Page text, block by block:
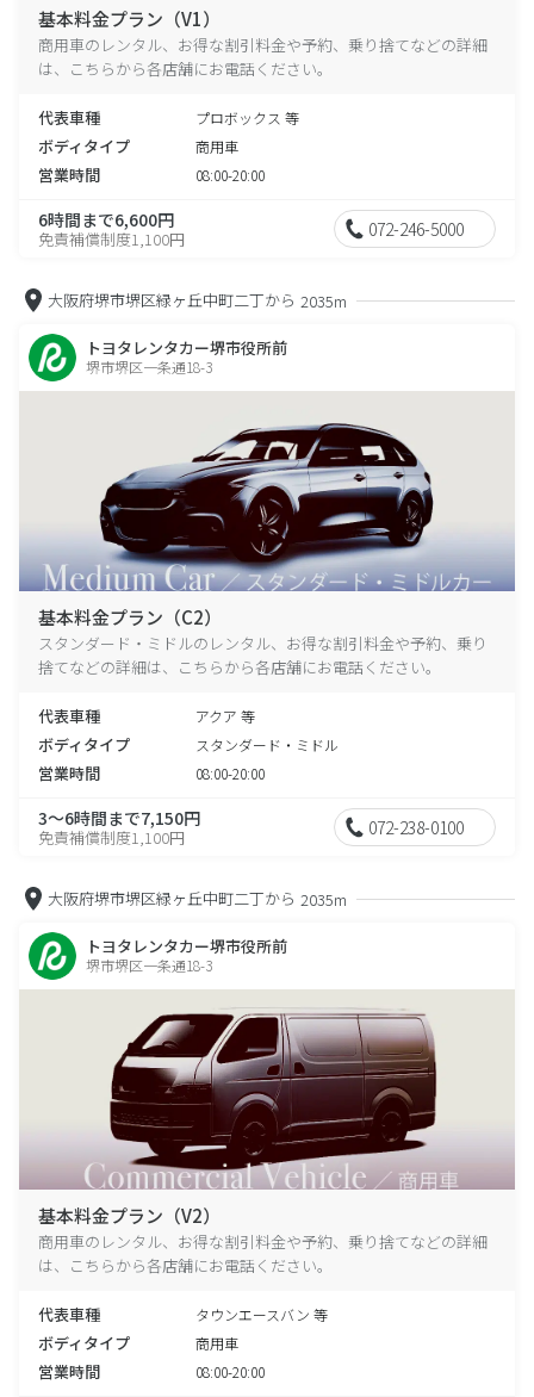
基本料金プラン（V1）
商用車のレンタル、お得な割引料金や予約、乗り捨てなどの詳細
は、こちらから各店舗にお電話ください。
代表車種 プロボックス 等
ボディタイプ 商用車
営業時間 08:00-20:00
6時間まで6,600円
免責補償制度1,100円 072-246-5000
大阪府堺市堺区緑ヶ丘中町二丁から 2035m
トヨタレンタカー堺市役所前
堺市堺区一条通18-3
基本料金プラン（C2）
スタンダード・ミドルのレンタル、お得な割引料金や予約、乗り
捨てなどの詳細は、こちらから各店舗にお電話ください。
代表車種 アクア 等
ボディタイプ スタンダード・ミドル
営業時間 08:00-20:00
3～6時間まで7,150円
免責補償制度1,100円 072-238-0100
大阪府堺市堺区緑ヶ丘中町二丁から 2035m
トヨタレンタカー堺市役所前
堺市堺区一条通18-3
基本料金プラン（V2）
商用車のレンタル、お得な割引料金や予約、乗り捨てなどの詳細
は、こちらから各店舗にお電話ください。
代表車種 タウンエースバン 等
ボディタイプ 商用車
営業時間 08:00-20:00